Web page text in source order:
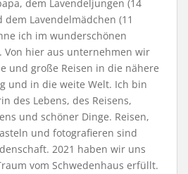
dem Lavendeljungen (14
dem Lavendelmädchen (11
ich im wunderschönen
Von hier aus unternehmen wir
und große Reisen in die nähere
und in die weite Welt. Ich bin
des Lebens, des Reisens,
und schöner Dinge. Reisen,
und fotografieren sind
2021 haben wir uns
vom Schwedenhaus erfüllt.